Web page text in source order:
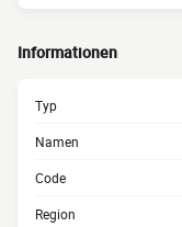
Informationen
Typ
Namen
Code
Region